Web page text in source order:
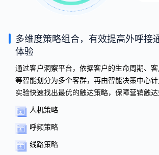
多维度策略组合，有效提高外呼接
体验
通过客户洞察平台，依据客户的生命周期、
等智能划分为多个客群，再由智能决策中心
实验快速找出最优的触达策略，保障营销触达
人机策略
呼频策略
线路策略